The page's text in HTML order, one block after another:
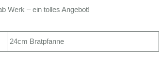
Werk – ein tolles Angebot!
24cm Bratpfanne